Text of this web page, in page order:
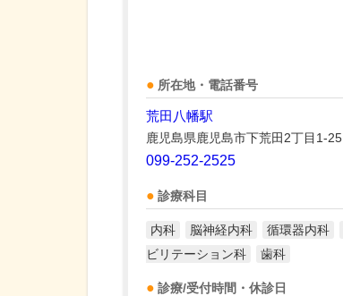
所在地・電話番号
荒田八幡駅
鹿児島県鹿児島市下荒田2丁目1-25
099-252-2525
診療科目
内科 脳神経内科 循環器内科
ビリテーション科
歯科
診療/受付時間・休診日